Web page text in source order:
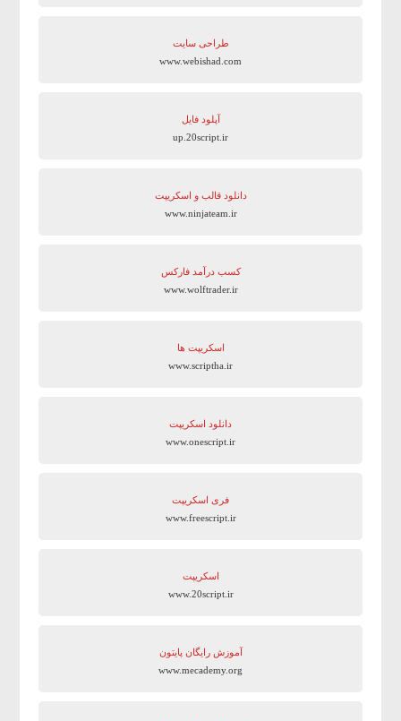
طراحی سایت
www.webishad.com
آپلود فایل
up.20script.ir
دانلود قالب و اسکریپت
www.ninjateam.ir
کسب درآمد فارکس
www.wolftrader.ir
اسکریپت ها
www.scriptha.ir
دانلود اسکریپت
www.onescript.ir
فری اسکریپت
www.freescript.ir
اسکریپت
www.20script.ir
آموزش رایگان پایتون
www.mecademy.org